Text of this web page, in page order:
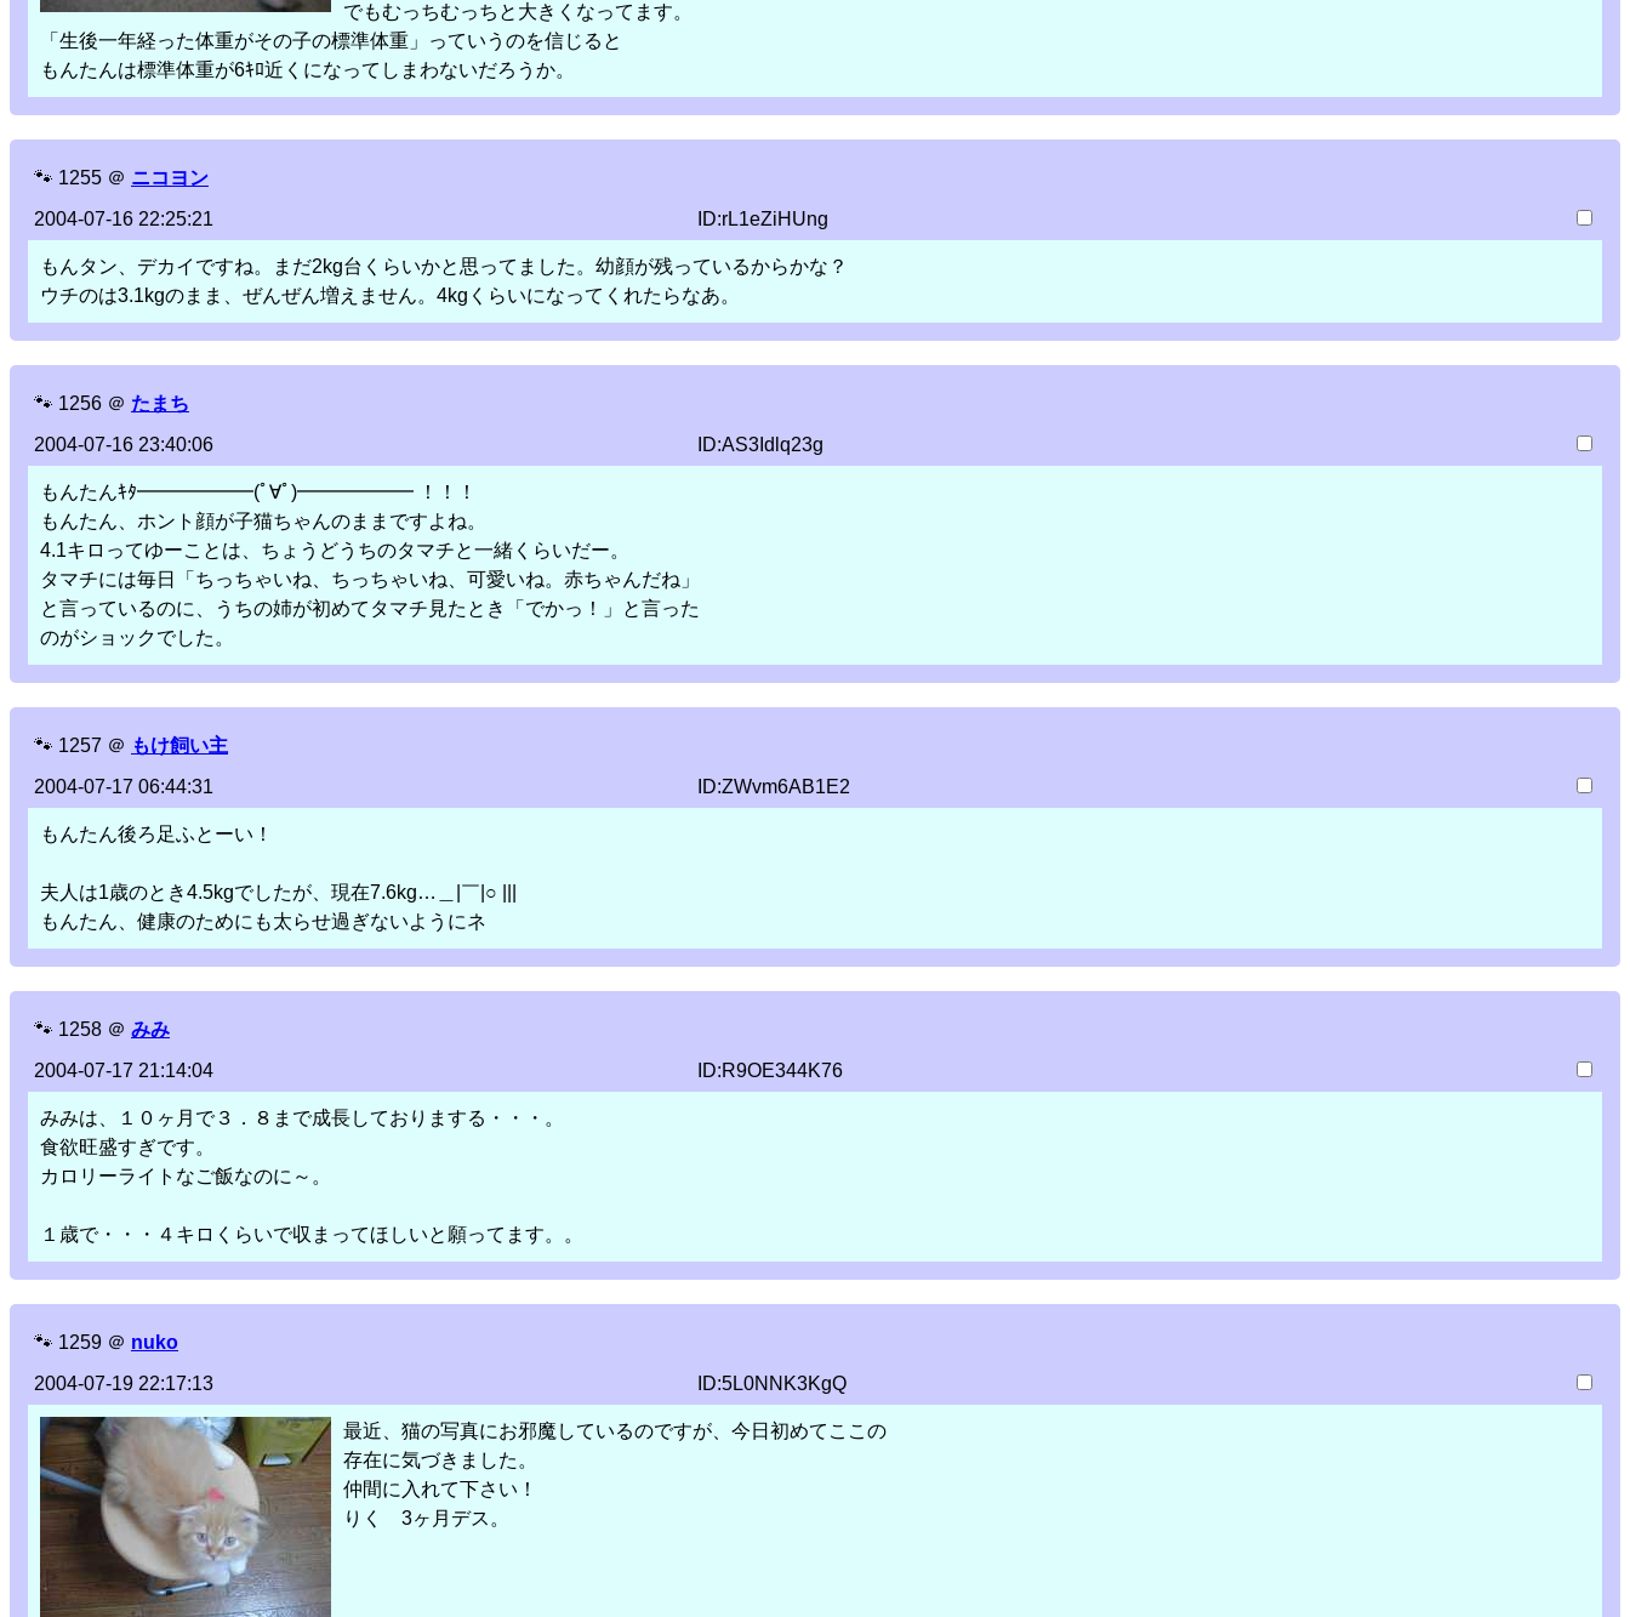
でもむっちむっちと大きくなってます。
「生後一年経った体重がその子の標準体重」っていうのを信じると
もんたんは標準体重が6ｷﾛ近くになってしまわないだろうか。
🐾 1255 ＠ ニコヨン
2004-07-16 22:25:21
ID:rL1eZiHUng
もんタン、デカイですね。まだ2kg台くらいかと思ってました。幼顔が残っているからかな？
ウチのは3.1kgのまま、ぜんぜん増えません。4kgくらいになってくれたらなあ。
🐾 1256 ＠ たまち
2004-07-16 23:40:06
ID:AS3Idlq23g
もんたんｷﾀ━━━━━━(ﾟ∀ﾟ)━━━━━━ ！！！
もんたん、ホント顔が子猫ちゃんのままですよね。
4.1キロってゆーことは、ちょうどうちのタマチと一緒くらいだー。
タマチには毎日「ちっちゃいね、ちっちゃいね、可愛いね。赤ちゃんだね」
と言っているのに、うちの姉が初めてタマチ見たとき「でかっ！」と言った
のがショックでした。
🐾 1257 ＠ もけ飼い主
2004-07-17 06:44:31
ID:ZWvm6AB1E2
もんたん後ろ足ふとーい！
夫人は1歳のとき4.5kgでしたが、現在7.6kg…＿|￣|○ |||
もんたん、健康のためにも太らせ過ぎないようにネ
🐾 1258 ＠ みみ
2004-07-17 21:14:04
ID:R9OE344K76
みみは、１０ヶ月で３．８まで成長しておりまする・・・。
食欲旺盛すぎです。
カロリーライトなご飯なのに～。
１歳で・・・４キロくらいで収まってほしいと願ってます。。
🐾 1259 ＠ nuko
2004-07-19 22:17:13
ID:5L0NNK3KgQ
最近、猫の写真にお邪魔しているのですが、今日初めてここの
存在に気づきました。
仲間に入れて下さい！
りく 3ヶ月デス。